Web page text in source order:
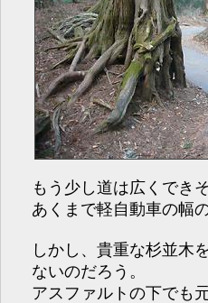
もう少し道は広くでき
あくまで軽自動車の幅
しかし、貴重な杉並木
ないのだろう。
アスファルトの下でも